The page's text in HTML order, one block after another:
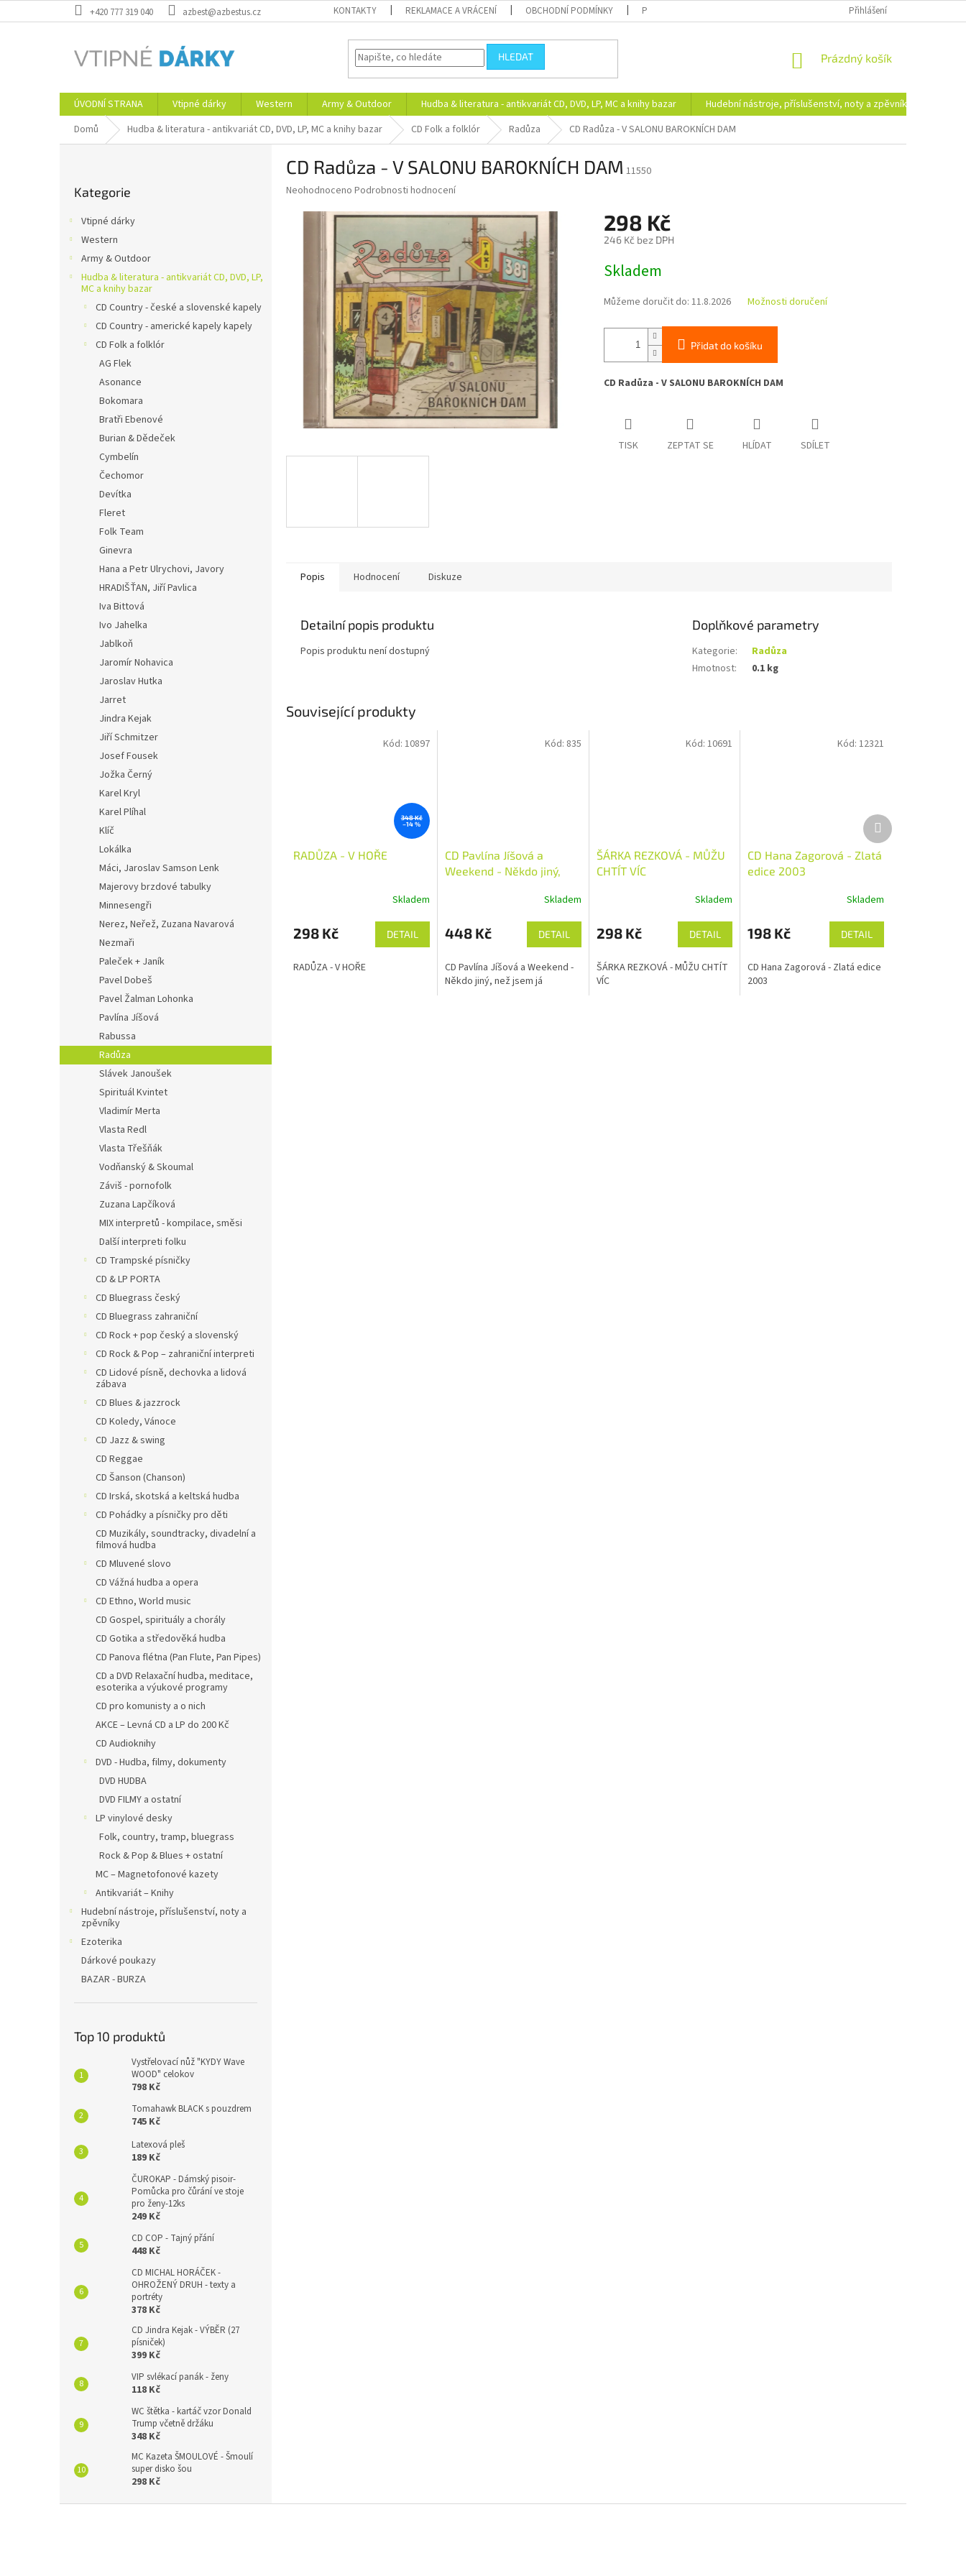
na
+420 777 319 040 azbest@azbestus.cz KONTAKTY REKLAMACE A VRÁCENÍ OBCHODNÍ PODMÍNKY PODMÍNKY OCHRANY OSOBNÍCH ÚDAJŮ DOPRAVA A PLATBA
Přihlášení
HLEDAT
NÁKUPNÍ
Prázdný košík
ÚVODNÍ STRANA Vtipné dárky Western Army & Outdoor Hudba & literatura - antikvariát CD, DVD, LP, MC a knihy bazar Hudební nástroje, příslušenství, noty a zpěvníky
Domů
Hudba & literatura - antikvariát CD, DVD, LP, MC a knihy bazar CD Folk a folklór Radůza CD Radůza - V SALONU BAROKNÍCH DAM
kategorie
Kategorie
Vtipné dárky
Western
Army & Outdoor
Hudba & literatura - antikvariát CD, DVD, LP,
MC a knihy bazar
CD Country - české a slovenské kapely
CD Country - americké kapely kapely
CD Folk a folklór
AG Flek
Asonance
Bokomara
Bratři Ebenové
Burian & Dědeček
Cymbelín
Čechomor
Devítka
Fleret
Folk Team
Ginevra
Hana a Petr Ulrychovi, Javory
HRADIŠŤAN, Jiří Pavlica
Iva Bittová
Ivo Jahelka
Jablkoň
Jaromír Nohavica
Jaroslav Hutka
Jarret
Jindra Kejak
Jiří Schmitzer
Josef Fousek
Jožka Černý
Karel Kryl
Karel Plíhal
Klíč
Lokálka
Máci, Jaroslav Samson Lenk
Majerovy brzdové tabulky
Minnesengři
Nerez, Neřež, Zuzana Navarová
Nezmaři
Paleček + Janík
Pavel Dobeš
Pavel Žalman Lohonka
Pavlína Jíšová
Rabussa
Radůza
Slávek Janoušek
Spirituál Kvintet
Vladimír Merta
Vlasta Redl
Vlasta Třešňák
Vodňanský & Skoumal
Záviš - pornofolk
Zuzana Lapčíková
MIX interpretů - kompilace, směsi
Další interpreti folku
CD Trampské písničky
CD & LP PORTA
CD Bluegrass český
CD Bluegrass zahraniční
CD Rock + pop český a slovenský
CD Rock & Pop – zahraniční interpreti
CD Lidové písně, dechovka a lidová
zábava
CD Blues & jazzrock
CD Koledy, Vánoce
CD Jazz & swing
CD Reggae
CD Šanson (Chanson)
CD Irská, skotská a keltská hudba
CD Pohádky a písničky pro děti
CD Muzikály, soundtracky, divadelní a
filmová hudba
CD Mluvené slovo
CD Vážná hudba a opera
CD Ethno, World music
CD Gospel, spirituály a chorály
CD Gotika a středověká hudba
CD Panova flétna (Pan Flute, Pan Pipes)
CD a DVD Relaxační hudba, meditace,
esoterika a výukové programy
CD pro komunisty a o nich
AKCE – Levná CD a LP do 200 Kč
CD Audioknihy
DVD - Hudba, filmy, dokumenty
DVD HUDBA
DVD FILMY a ostatní
LP vinylové desky
Folk, country, tramp, bluegrass
Rock & Pop & Blues + ostatní
MC – Magnetofonové kazety
Antikvariát – Knihy
Hudební nástroje, příslušenství, noty a
zpěvníky
Ezoterika
Dárkové poukazy
BAZAR - BURZA
Top 10 produktů
Vystřelovací nůž "KYDY Wave
WOOD" celokov
798 Kč
Tomahawk BLACK s pouzdrem
745 Kč
Latexová pleš
189 Kč
ČUROKAP - Dámský pisoir-
Pomůcka pro čůrání ve stoje
pro ženy-12ks
249 Kč
CD COP - Tajný přání
448 Kč
CD MICHAL HORÁČEK -
OHROŽENÝ DRUH - texty a
portréty
378 Kč
CD Jindra Kejak - VÝBĚR (27
písniček)
399 Kč
VIP svlékací panák - ženy
118 Kč
WC štětka - kartáč vzor Donald
Trump včetně držáku
348 Kč
MC Kazeta ŠMOULOVÉ - Šmoulí
super disko šou
298 Kč
CD Radůza - V SALONU BAROKNÍCH DAM 11550
Průměrné
produktu
hvězdiček.
Neohodnoceno Podrobnosti hodnocení
298 Kč
246 Kč bez DPH
cena:
Skladem
Můžeme doručit do: 11.8.2026 Možnosti doručení
Přidat do košíku
CD Radůza - V SALONU BAROKNÍCH DAM
TISK ZEPTAT SE HLÍDAT SDÍLET
Popis Hodnocení Diskuze
Detailní popis produktu
Popis produktu není dostupný
Doplňkové parametry
Kategorie:
Radůza
Hmotnost: 0.1 kg
Související produkty
348 Kč
–14 %
RADŮZA - V HOŘE
Skladem
298 Kč DETAIL
RADŮZA - V HOŘE
Kód: 10897
CD Pavlína Jíšová a
Weekend - Někdo jiný,
Skladem
448 Kč DETAIL
CD Pavlína Jíšová a Weekend -
Někdo jiný, než jsem já
Kód: 835
ŠÁRKA REZKOVÁ - MŮŽU
CHTÍT VÍC
Skladem
298 Kč DETAIL
ŠÁRKA REZKOVÁ - MŮŽU CHTÍT
VÍC
Kód:10691
CD Hana Zagorová - Zlatá
edice 2003
Skladem
198 Kč DETAIL
CD Hana Zagorová - Zlatá edice
2003
Kód: 12321
Další
produkt